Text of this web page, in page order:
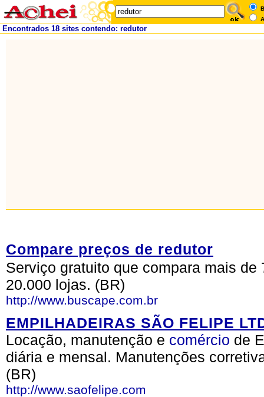
Encontrados 18 sites contendo: redutor
Compare preços de redutor
Serviço gratuito que compara mais
20.000 lojas. (BR)
http://www.buscape.com.br
EMPILHADEIRAS SÃO FELIPE
Locação, manutenção e comércio de
diária e mensal. Manutenções
(BR)
http://www.saofelipe.com